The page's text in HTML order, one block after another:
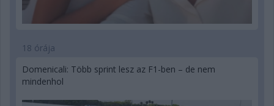
18 órája
Domenicali: Több sprint lesz az F1-ben – de nem
mindenhol